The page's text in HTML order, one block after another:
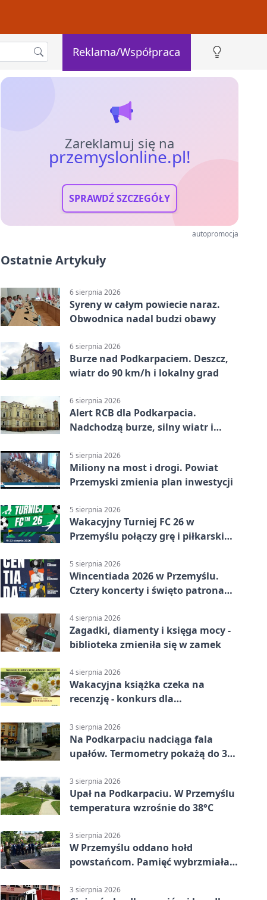
Reklama/Współpraca
Zareklamuj się na
przemyslonline.pl!
SPRAWDŹ SZCZEGÓŁY
autopromocja
Ostatnie Artykuły
6 sierpnia 2026
Syreny w całym powiecie naraz.
Obwodnica nadal budzi obawy
6 sierpnia 2026
Burze nad Podkarpaciem. Deszcz,
wiatr do 90 km/h i lokalny grad
6 sierpnia 2026
Alert RCB dla Podkarpacia.
Nadchodzą burze, silny wiatr i
5 sierpnia 2026
Miliony na most i drogi. Powiat
Przemyski zmienia plan inwestycji
5 sierpnia 2026
Wakacyjny Turniej FC 26 w
Przemyślu połączy grę i piłkarski
5 sierpnia 2026
Wincentiada 2026 w Przemyślu.
Cztery koncerty i święto patrona
4 sierpnia 2026
Zagadki, diamenty i księga mocy -
biblioteka zmieniła się w zamek
4 sierpnia 2026
Wakacyjna książka czeka na
recenzję - konkurs dla
3 sierpnia 2026
Na Podkarpaciu nadciąga fala
upałów. Termometry pokażą do 36
3 sierpnia 2026
Upał na Podkarpaciu. W Przemyślu
temperatura wzrośnie do 38°C
3 sierpnia 2026
W Przemyślu oddano hołd
powstańcom. Pamięć wybrzmiała
3 sierpnia 2026